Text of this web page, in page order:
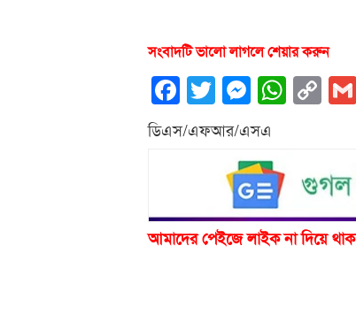
সংবাদটি ভালো লাগলে শেয়ার করুন
Facebook
Twitter
ডিএস/এফআর/এসএ
আমাদের পেইজে লাইক না দিয়ে